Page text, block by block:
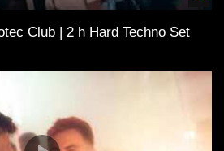
Club | 2 h Hard Techno Set